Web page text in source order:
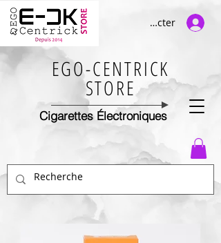
Se connecter
EGO-CENTRICK
STORE
Cigarettes Électroniques